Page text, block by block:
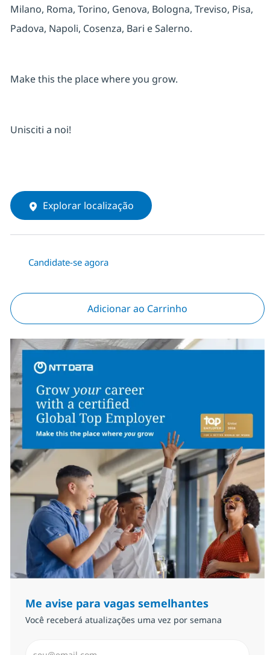
Milano, Roma, Torino, Genova, Bologna, Treviso, Pisa,
Padova, Napoli, Cosenza, Bari e Salerno.
Make this the place where you grow.
Unisciti a noi!
Explorar localização
Candidate-se agora
Adicionar ao Carrinho
Me avise para vagas semelhantes
Você receberá atualizações uma vez por semana